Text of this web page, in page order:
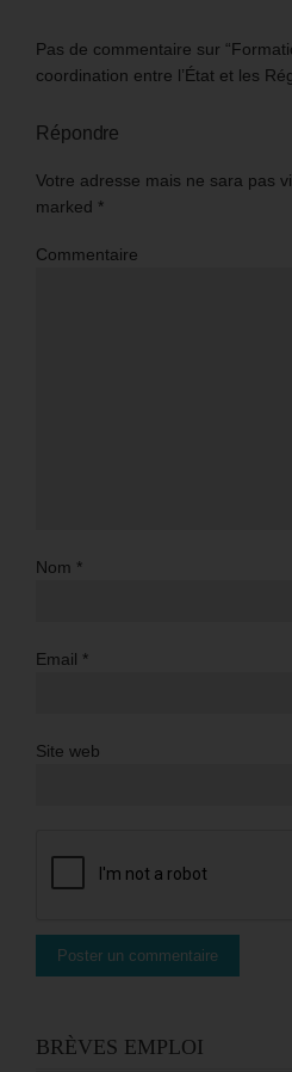
Pas de commentaire sur
coordination entre l’État et les
Répondre
Votre adresse mais ne sara pas
marked *
Commentaire
Nom *
Email *
Site web
BRÈVES EMPLOI